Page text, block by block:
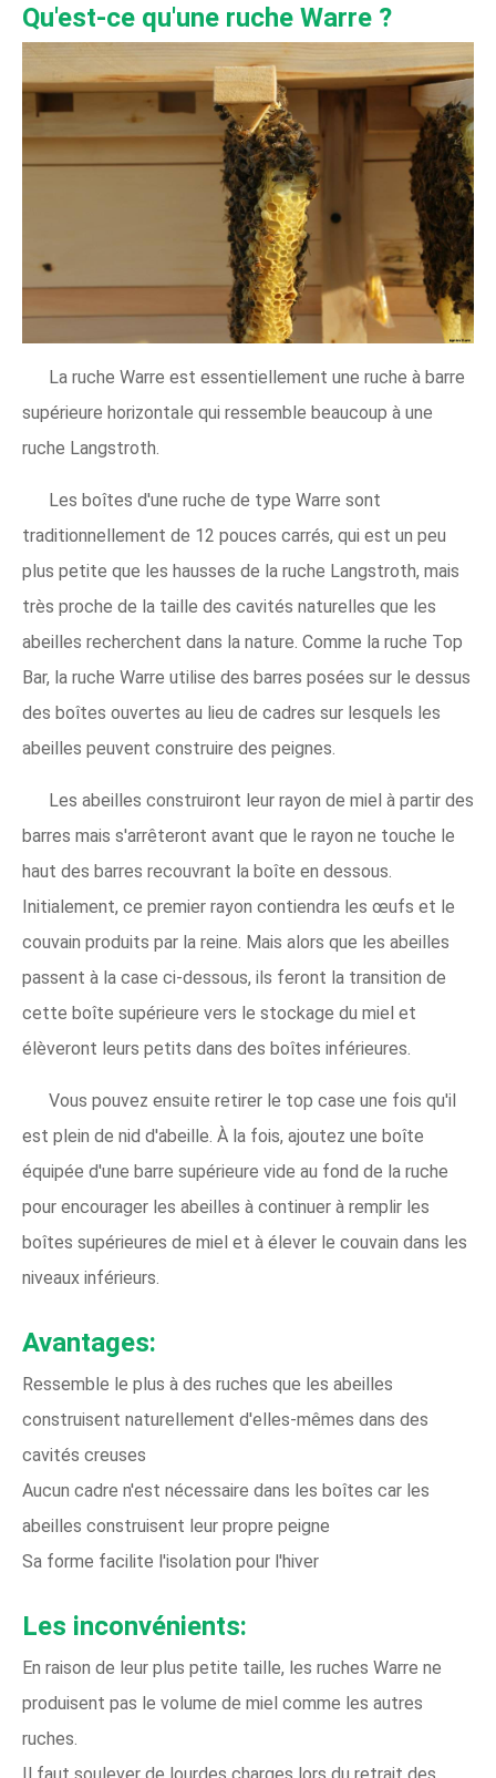
Qu'est-ce qu'une ruche Warre ?
La ruche Warre est essentiellement une ruche à barre
supérieure horizontale qui ressemble beaucoup à une
ruche Langstroth.
Les boîtes d'une ruche de type Warre sont
traditionnellement de 12 pouces carrés, qui est un peu
plus petite que les hausses de la ruche Langstroth, mais
très proche de la taille des cavités naturelles que les
abeilles recherchent dans la nature. Comme la ruche Top
Bar, la ruche Warre utilise des barres posées sur le dessus
des boîtes ouvertes au lieu de cadres sur lesquels les
abeilles peuvent construire des peignes.
Les abeilles construiront leur rayon de miel à partir des
barres mais s'arrêteront avant que le rayon ne touche le
haut des barres recouvrant la boîte en dessous.
Initialement, ce premier rayon contiendra les œufs et le
couvain produits par la reine. Mais alors que les abeilles
passent à la case ci-dessous, ils feront la transition de
cette boîte supérieure vers le stockage du miel et
élèveront leurs petits dans des boîtes inférieures.
Vous pouvez ensuite retirer le top case une fois qu'il
est plein de nid d'abeille. À la fois, ajoutez une boîte
équipée d'une barre supérieure vide au fond de la ruche
pour encourager les abeilles à continuer à remplir les
boîtes supérieures de miel et à élever le couvain dans les
niveaux inférieurs.
Avantages:
Ressemble le plus à des ruches que les abeilles
construisent naturellement d'elles-mêmes dans des
cavités creuses
Aucun cadre n'est nécessaire dans les boîtes car les
abeilles construisent leur propre peigne
Sa forme facilite l'isolation pour l'hiver
Les inconvénients:
En raison de leur plus petite taille, les ruches Warre ne
produisent pas le volume de miel comme les autres
ruches.